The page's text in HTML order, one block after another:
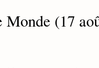
(17